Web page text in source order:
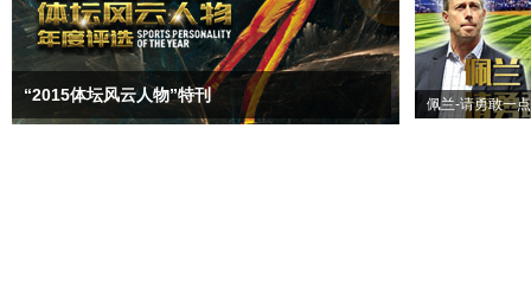
“2015体坛风云人物”特刊 佩兰-请勇敢一点